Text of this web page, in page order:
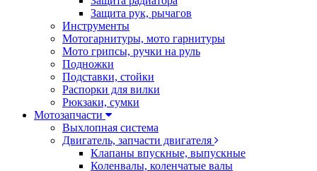
Защита рук, рычагов
Инструменты
Мотогарнитуры, мото гарнитуры
Мото грипсы, ручки на руль
Подножки
Подставки, стойки
Распорки для вилки
Рюкзаки, сумки
Мотозапчасти
Выхлопная система
Двигатель, запчасти двигателя
Клапаны впускные, выпускные
Коленвалы, коленчатые валы